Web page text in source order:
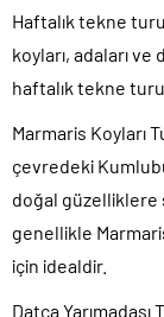
Haftalık tekne
koyları, adaları
haftalık tekne
Marmaris Koyları
çevredeki
doğal güzelliklere
genellikle
için idealdir.
Datça Yarımadası